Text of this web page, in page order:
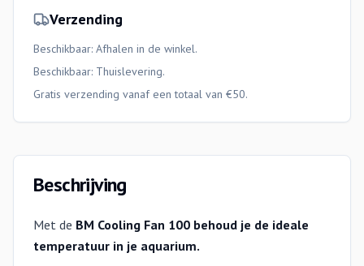
Verzending
Beschikbaar: Afhalen in de winkel.
Beschikbaar: Thuislevering.
Gratis verzending vanaf een totaal van €50.
Beschrijving
Met de BM Cooling Fan 100 behoud je de ideale
temperatuur in je aquarium.